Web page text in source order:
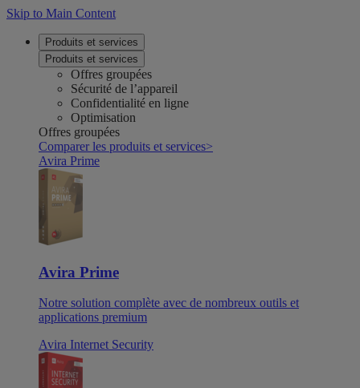
Skip to Main Content
Produits et services
Produits et services
Offres groupées
Sécurité de l’appareil
Confidentialité en ligne
Optimisation
Offres groupées
Comparer les produits et services>
Avira Prime
Avira Prime
Notre solution complète avec de nombreux outils et
applications premium
Avira Internet Security